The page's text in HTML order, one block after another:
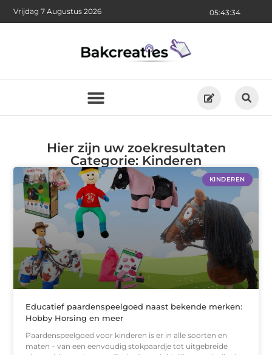
05:43:35
Vrijdag 7 Augustus 2026
Hier zijn uw zoekresultaten
Categorie: Kinderen
KINDEREN
Educatief paardenspeelgoed naast bekende merken:
Hobby Horsing en meer
Paardenspeelgoed voor kinderen is er in alle soorten en
maten – van een eenvoudig stokpaardje tot uitgebreide